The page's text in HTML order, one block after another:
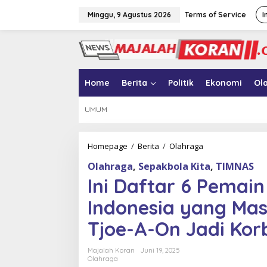
Minggu, 9 Agustus 2026 Terms of Service
Home Berita Politik Ekonomi
UMUM
Homepage / Berita / Olahraga
i
D
a
r
Olahraga, Sepakbola Kita, TIMNAS
Ini Daftar 6
Indonesia yang
Tjoe-A-On Jadi
Majalah Koran
Juni 19, 2025
Olahraga